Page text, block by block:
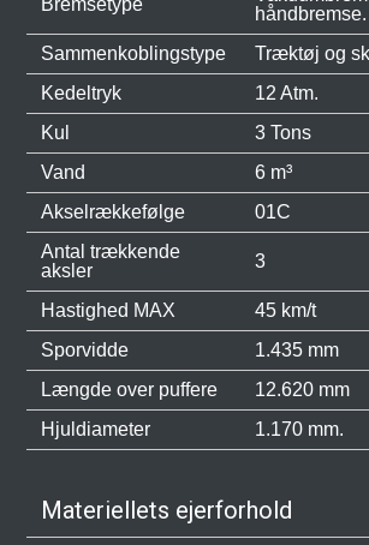
Bremsetype
håndbremse.
Sammenkoblingstype
Træktøj og
Kedeltryk
12 Atm.
Kul
3 Tons
Vand
6 m³
Akselrækkefølge
01C
Antal trækkende
aksler
3
Hastighed MAX
45 km/t
Sporvidde
1.435 mm
Længde over puffere
12.620 mm
Hjuldiameter
1.170 mm.
Materiellets ejerforhold